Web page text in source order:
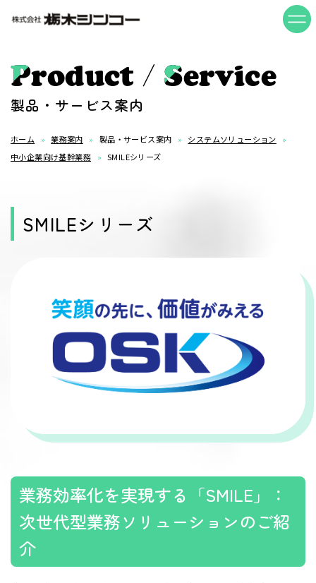
Product / Service
製品・サービス案内
ホーム 業務案内 製品・サービス案内
システムソリューション
中小企業向け基幹業務
SMILEシリーズ
SMILEシリーズ
業務効率化を実現する「SMILE」：
次世代型業務ソリューションのご紹
介